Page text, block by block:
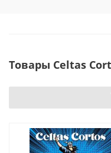
Товары Celtas